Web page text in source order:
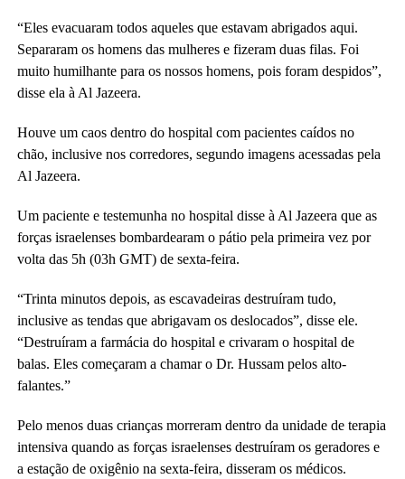
“Eles evacuaram todos aqueles que estavam abrigados aqui.
Separaram os homens das mulheres e fizeram duas filas. Foi
muito humilhante para os nossos homens, pois foram despidos”,
disse ela à Al Jazeera.
Houve um caos dentro do hospital com pacientes caídos no
chão, inclusive nos corredores, segundo imagens acessadas pela
Al Jazeera.
Um paciente e testemunha no hospital disse à Al Jazeera que as
forças israelenses bombardearam o pátio pela primeira vez por
volta das 5h (03h GMT) de sexta-feira.
“Trinta minutos depois, as escavadeiras destruíram tudo,
inclusive as tendas que abrigavam os deslocados”, disse ele.
“Destruíram a farmácia do hospital e crivaram o hospital de
balas. Eles começaram a chamar o Dr. Hussam pelos alto-
falantes.”
Pelo menos duas crianças morreram dentro da unidade de terapia
intensiva quando as forças israelenses destruíram os geradores e
a estação de oxigênio na sexta-feira, disseram os médicos.